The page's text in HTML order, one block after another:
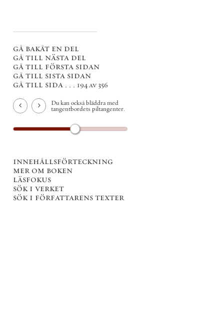
gå bakåt en del
gå till nästa del
gå till första sidan
gå till sista sidan
gå till sida . . . 194 av 356
Du kan också bläddra med
tangentbordets piltangenter.
innehållsförteckning
mer om boken
läsfokus
sök i verket
sök i författarens texter